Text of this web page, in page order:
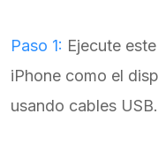
Paso 1: Ejecute
iPhone como el
usando cables USB.